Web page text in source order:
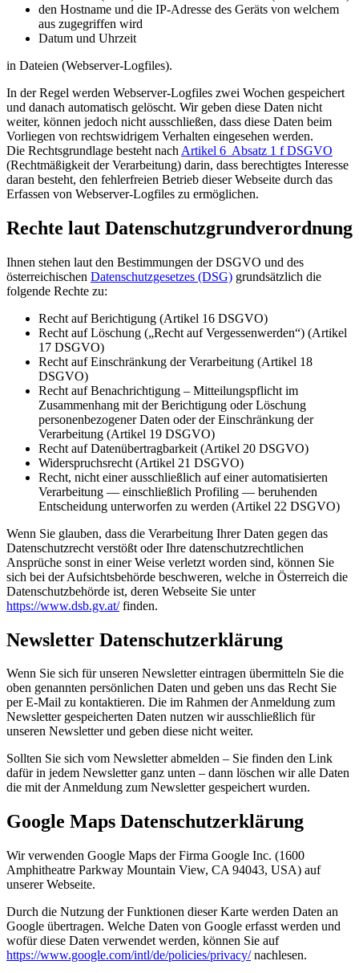
den Hostname und die IP-Adresse des Geräts von welchem
aus zugegriffen wird
Datum und Uhrzeit
in Dateien (Webserver-Logfiles).
In der Regel werden Webserver-Logfiles zwei Wochen gespeichert
und danach automatisch gelöscht. Wir geben diese Daten nicht
weiter, können jedoch nicht ausschließen, dass diese Daten beim
Vorliegen von rechtswidrigem Verhalten eingesehen werden.
Die Rechtsgrundlage besteht nach Artikel 6 Absatz 1 f DSGVO
(Rechtmäßigkeit der Verarbeitung) darin, dass berechtigtes Interesse
daran besteht, den fehlerfreien Betrieb dieser Webseite durch das
Erfassen von Webserver-Logfiles zu ermöglichen.
Rechte laut Datenschutzgrundverordnung
Ihnen stehen laut den Bestimmungen der DSGVO und des
österreichischen Datenschutzgesetzes (DSG) grundsätzlich die
folgende Rechte zu:
Recht auf Berichtigung (Artikel 16 DSGVO)
Recht auf Löschung („Recht auf Vergessenwerden“) (Artikel
17 DSGVO)
Recht auf Einschränkung der Verarbeitung (Artikel 18
DSGVO)
Recht auf Benachrichtigung – Mitteilungspflicht im
Zusammenhang mit der Berichtigung oder Löschung
personenbezogener Daten oder der Einschränkung der
Verarbeitung (Artikel 19 DSGVO)
Recht auf Datenübertragbarkeit (Artikel 20 DSGVO)
Widerspruchsrecht (Artikel 21 DSGVO)
Recht, nicht einer ausschließlich auf einer automatisierten
Verarbeitung — einschließlich Profiling — beruhenden
Entscheidung unterworfen zu werden (Artikel 22 DSGVO)
Wenn Sie glauben, dass die Verarbeitung Ihrer Daten gegen das
Datenschutzrecht verstößt oder Ihre datenschutzrechtlichen
Ansprüche sonst in einer Weise verletzt worden sind, können Sie
sich bei der Aufsichtsbehörde beschweren, welche in Österreich die
Datenschutzbehörde ist, deren Webseite Sie unter
https://www.dsb.gv.at/finden.
Newsletter Datenschutzerklärung
Wenn Sie sich für unseren Newsletter eintragen übermitteln Sie die
oben genannten persönlichen Daten und geben uns das Recht Sie
per E-Mail zu kontaktieren. Die im Rahmen der Anmeldung zum
Newsletter gespeicherten Daten nutzen wir ausschließlich für
unseren Newsletter und geben diese nicht weiter.
Sollten Sie sich vom Newsletter abmelden – Sie finden den Link
dafür in jedem Newsletter ganz unten – dann löschen wir alle Daten
die mit der Anmeldung zum Newsletter gespeichert wurden.
Google Maps Datenschutzerklärung
Wir verwenden Google Maps der Firma Google Inc. (1600
Amphitheatre Parkway Mountain View, CA 94043, USA) auf
unserer Webseite.
Durch die Nutzung der Funktionen dieser Karte werden Daten an
Google übertragen. Welche Daten von Google erfasst werden und
wofür diese Daten verwendet werden, können Sie auf
https://www.google.com/intl/de/policies/privacy/nachlesen.